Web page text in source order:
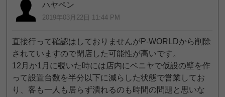
ハヤペン
2019年03月22日 11:44 PM
直接行って確認はしておりませんがP-WORLDから削除
されていますので閉店した可能性が高いです。
12月か1月に覗いた時には店内にベニヤで仮設の壁を作
って設置台数を半分以下に減らした状態で営業してお
り、客も一人も居らず潰れるのも時間の問題と思いな